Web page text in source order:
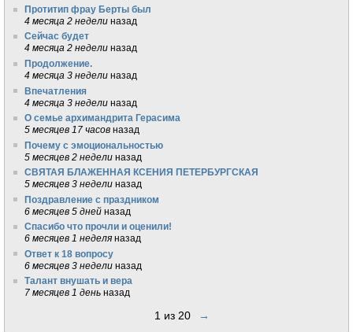
Протитип фрау Берты был
4 месяца 2 недели назад
Сейчас будет
4 месяца 2 недели назад
Продолжение.
4 месяца 3 недели назад
Впечатления
4 месяца 3 недели назад
О семье архимандрита Герасима
5 месяцев 17 часов назад
Почему с эмоциональностью
5 месяцев 2 недели назад
СВЯТАЯ БЛАЖЕННАЯ КСЕНИЯ ПЕТЕРБУРГСКАЯ
5 месяцев 3 недели назад
Поздравление с праздником
6 месяцев 5 дней назад
Спасибо что прочли и оценили!
6 месяцев 1 неделя назад
Ответ к 18 вопросу
6 месяцев 3 недели назад
Талант внушать и вера
7 месяцев 1 день назад
1 из 20 →